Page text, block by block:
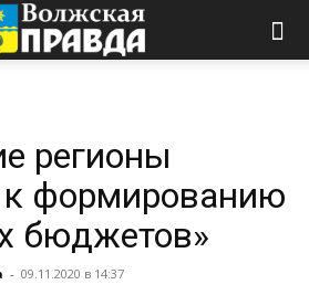
регионы
к формированию
бюджетов»
- 09.11.2020 в 14:37